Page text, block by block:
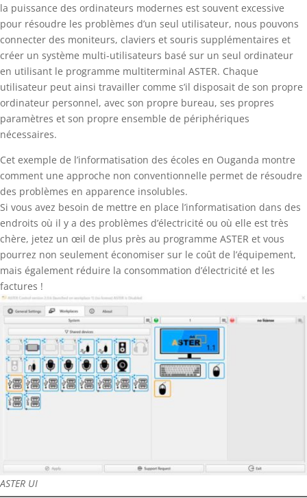
la puissance des ordinateurs modernes est souvent excessive
pour résoudre les problèmes d’un seul utilisateur, nous pouvons
connecter des moniteurs, claviers et souris supplémentaires et
créer un système multi-utilisateurs basé sur un seul ordinateur
en utilisant le programme multiterminal ASTER. Chaque
utilisateur peut ainsi travailler comme s’il disposait de son propre
ordinateur personnel, avec son propre bureau, ses propres
paramètres et son propre ensemble de périphériques
nécessaires.
Cet exemple de l’informatisation des écoles en Ouganda montre
comment une approche non conventionnelle permet de résoudre
des problèmes en apparence insolubles.
Si vous avez besoin de mettre en place l’informatisation dans des
endroits où il y a des problèmes d’électricité ou où elle est très
chère, jetez un œil de plus près au programme ASTER et vous
pourrez non seulement économiser sur le coût de l’équipement,
mais également réduire la consommation d’électricité et les
factures !
ASTER UI